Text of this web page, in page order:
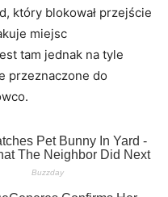
który blokował przejście
miejsc
tam jednak na tyle
przeznaczone do